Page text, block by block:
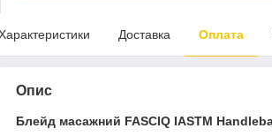
Доставка Оплата
Опис
Блейд масажний FASCIQ IASTM